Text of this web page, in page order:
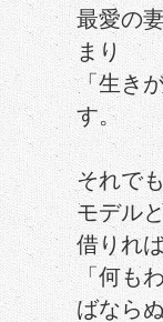
最愛の
まり
「生き
す。
それで
モデル
借りれ
「何も
ばなら